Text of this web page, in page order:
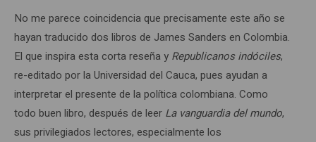
No me parece coincidencia que precisamente este año se
hayan traducido dos libros de James Sanders en Colombia.
El que inspira esta corta reseña y Republicanos indóciles,
re-editado por la Universidad del Cauca, pues ayudan a
interpretar el presente de la política colombiana. Como
todo buen libro, después de leer La vanguardia del mundo,
sus privilegiados lectores, especialmente los